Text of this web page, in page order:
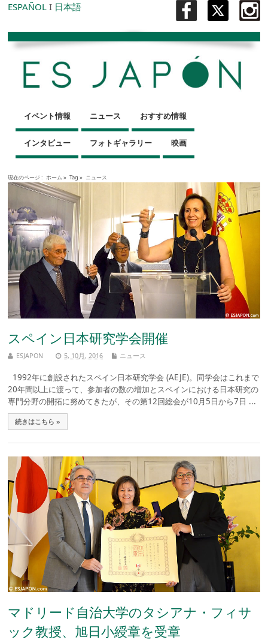
ESPAÑOL I 日本語
イベント情報 ニュース おすすめ情報
インタビュー フォトギャラリー 映画
現在のページ : ホーム » Tag » ニュース
スペイン日本研究学会開催
ESJAPON 5, 10月, 2016 ニュース
1992年に創設されたスペイン日本研究学会 (AEJE)。同学会はこれまで
20年間以上に渡って、参加者の数の増加とスペインにおける日本研究の
専門分野の開拓に努めてきたが、その第12回総会が10月5日から7日 ...
続きはこちら »
マドリード自治大学のタシアナ・フィサ
ック教授、旭日小綬章を受章